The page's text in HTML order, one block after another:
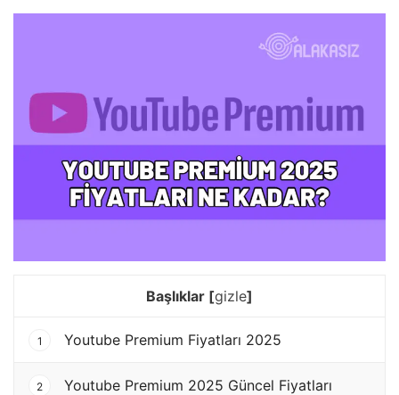
Başlıklar [gizle]
1 Youtube Premium Fiyatları 2025
2 Youtube Premium 2025 Güncel Fiyatları